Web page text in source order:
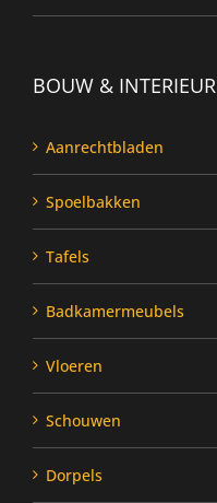
BOUW & INTERIEUR
Aanrechtbladen
Spoelbakken
Tafels
Badkamermeubels
Vloeren
Schouwen
Dorpels